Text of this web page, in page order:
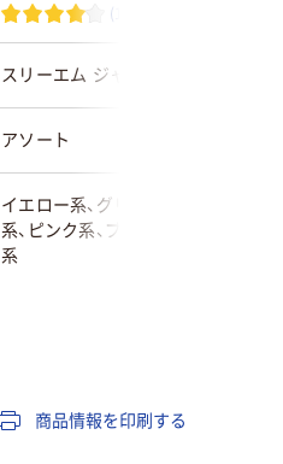
(1)
スリーエム ジャパン
アソート
イエロー系、グリーン
系、ピンク系、ブルー
系
パステルカラー
商品情報を印刷する